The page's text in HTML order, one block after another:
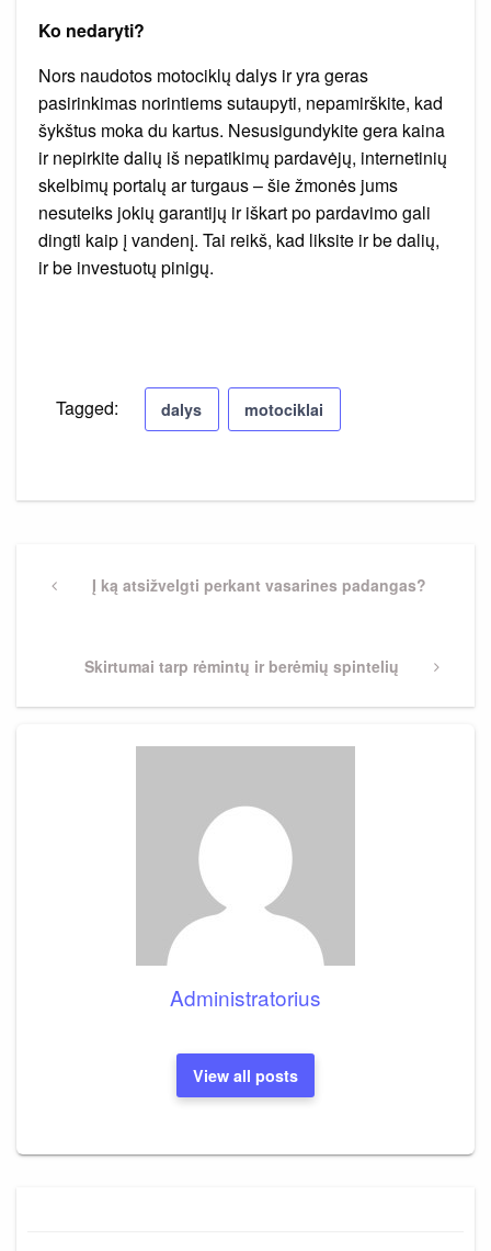
Ko nedaryti?
Nors naudotos motociklų dalys ir yra geras
pasirinkimas norintiems sutaupyti, nepamirškite, kad
šykštus moka du kartus. Nesusigundykite gera kaina
ir nepirkite dalių iš nepatikimų pardavėjų, internetinių
skelbimų portalų ar turgaus – šie žmonės jums
nesuteiks jokių garantijų ir iškart po pardavimo gali
dingti kaip į vandenį. Tai reikš, kad liksite ir be dalių,
ir be investuotų pinigų.
Tagged: dalys motociklai
tarpPreviousĮ ką atsižvelgti perkant vasarines padangas?
Next
Skirtumai tarp rėmintų ir berėmių spintelių
Administratorius
View all posts